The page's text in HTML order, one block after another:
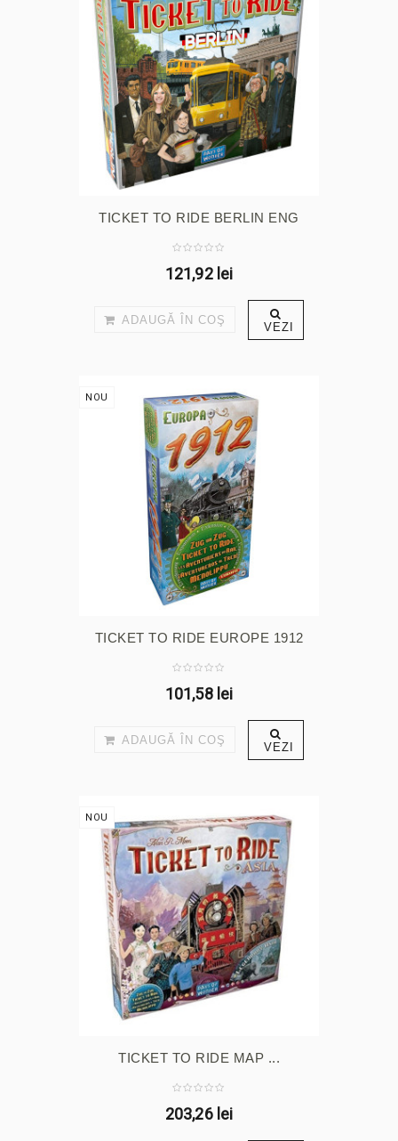
TICKET TO RIDE BERLIN ENG
121,92 lei
ADAUGĂ ÎN COŞ VEZI
NOU
TICKET TO RIDE EUROPE 1912
101,58 lei
ADAUGĂ ÎN COŞ VEZI
NOU
TICKET TO RIDE MAP ...
203,26 lei